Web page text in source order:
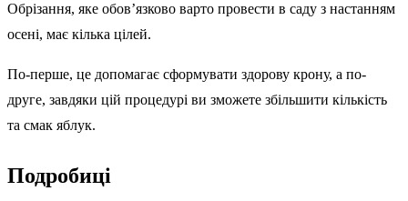
Обрізання, яке обов’язково варто провести в саду з настанням
осені, має кілька цілей.
По-перше, це допомагає сформувати здорову крону, а по-
друге, завдяки цій процедурі ви зможете збільшити кількість
та смак яблук.
Подробиці